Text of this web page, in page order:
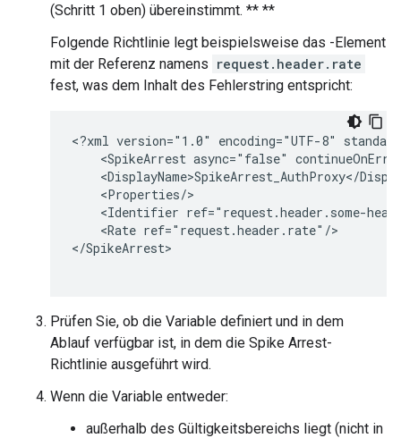
(Schritt 1 oben) übereinstimmt. ** **
Folgende Richtlinie legt beispielsweise das -Element
mit der Referenz namens request.header.rate
fest, was dem Inhalt des Fehlerstring entspricht:
<?xml version="1.0" encoding="UTF-8"
<SpikeArrest async="false"
<DisplayName>SpikeArrest_AuthProxy</
    <Properties/>
<Identifier ref="request.header.some-
    <Rate ref="request.header.rate"/>
</SpikeArrest>
Prüfen Sie, ob die Variable definiert und in dem
Ablauf verfügbar ist, in dem die Spike Arrest-
Richtlinie ausgeführt wird.
Wenn die Variable entweder:
außerhalb des Gültigkeitsbereichs liegt (nicht in